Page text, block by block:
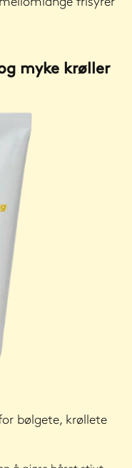
myke krøller
bølgete, krøllete